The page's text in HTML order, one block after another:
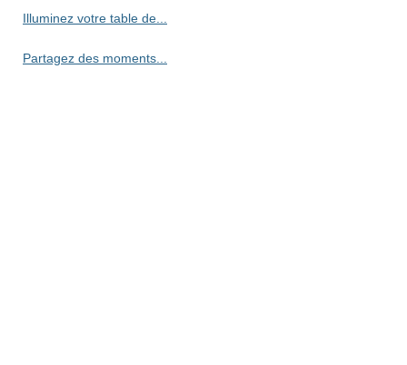
Illuminez votre table de...
Partagez des moments...